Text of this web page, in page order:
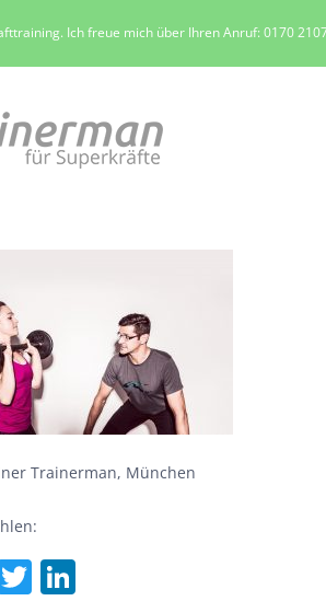
Ich freue mich über Ihren Anruf: 0170
Trainerman, München
Twitter